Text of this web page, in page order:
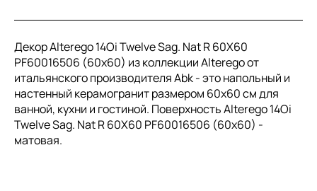
Декор Alterego 14Oi Twelve Sag. Nat R 60X60
PF60016506 (60x60) из коллекции Alterego от
итальянского производителя Abk - это напольный и
настенный керамогранит размером 60x60 см для
ванной, кухни и гостиной. Поверхность Alterego 14Oi
Twelve Sag. Nat R 60X60 PF60016506 (60x60) -
матовая.